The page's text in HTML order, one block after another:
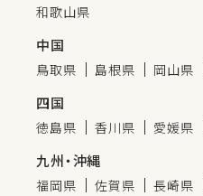
和歌山県
中国
鳥取県 島根県 岡山県
四国
徳島県 香川県 愛媛県
九州・沖縄
福岡県 佐賀県 長崎県